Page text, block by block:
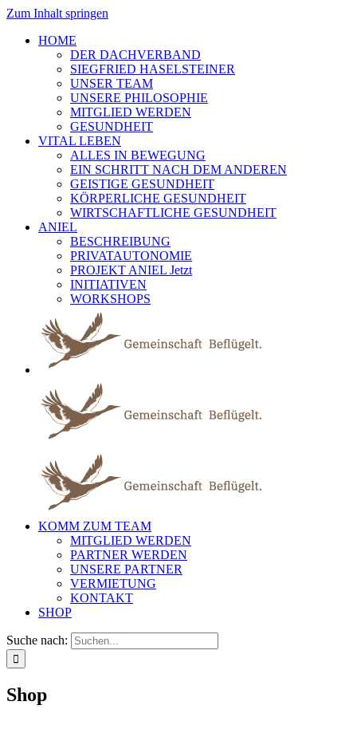
Zum Inhalt springen
HOME
DER DACHVERBAND
SIEGFRIED HASELSTEINER
UNSER TEAM
UNSERE PHILOSOPHIE
MITGLIED WERDEN
GESUNDHEIT
VITAL LEBEN
ALLES IN BEWEGUNG
EIN SCHRITT NACH DEM ANDEREN
GEISTIGE GESUNDHEIT
KÖRPERLICHE GESUNDHEIT
WIRTSCHAFTLICHE GESUNDHEIT
ANIEL
BESCHREIBUNG
PRIVATAUTONOMIE
PROJEKT ANIEL Jetzt
INITIATIVEN
WORKSHOPS
KOMM ZUM TEAM
MITGLIED WERDEN
PARTNER WERDEN
UNSERE PARTNER
VERMIETUNG
KONTAKT
SHOP
Suche nach:
Shop